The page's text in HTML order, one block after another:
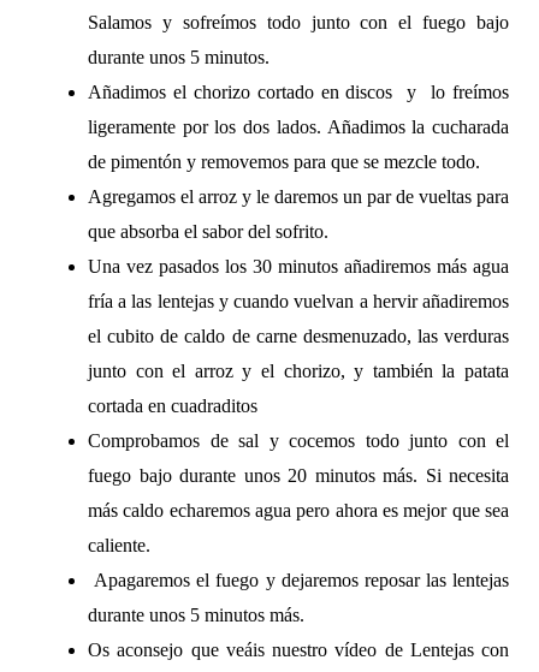
Salamos y sofreímos todo junto con el fuego bajo
durante unos 5 minutos.
Añadimos el chorizo cortado en discos y lo freímos
ligeramente por los dos lados. Añadimos la cucharada
de pimentón y removemos para que se mezcle todo.
Agregamos el arroz y le daremos un par de vueltas para
que absorba el sabor del sofrito.
Una vez pasados los 30 minutos añadiremos más agua
fría a las lentejas y cuando vuelvan a hervir añadiremos
el cubito de caldo de carne desmenuzado, las verduras
junto con el arroz y el chorizo, y también la patata
cortada en cuadraditos
Comprobamos de sal y cocemos todo junto con el
fuego bajo durante unos 20 minutos más. Si necesita
más caldo echaremos agua pero ahora es mejor que sea
caliente.
Apagaremos el fuego y dejaremos reposar las lentejas
durante unos 5 minutos más.
Os aconsejo que veáis nuestro vídeo de Lentejas con